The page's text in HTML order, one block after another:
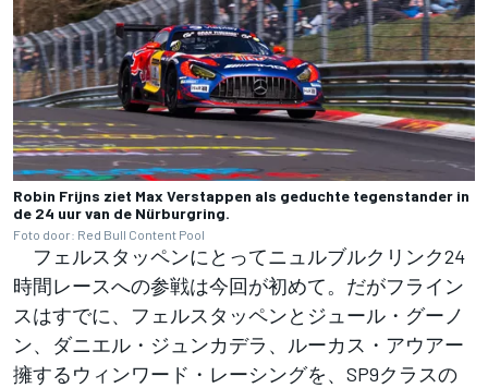
Robin Frijns ziet Max Verstappen als geduchte tegenstander in
de 24 uur van de Nürburgring.
Foto door: Red Bull Content Pool
フェルスタッペンにとってニュルブルクリンク24
時間レースへの参戦は今回が初めて。だがフライン
スはすでに、フェルスタッペンとジュール・グーノ
ン、ダニエル・ジュンカデラ、ルーカス・アウアー
擁するウィンワード・レーシングを、SP9クラスの